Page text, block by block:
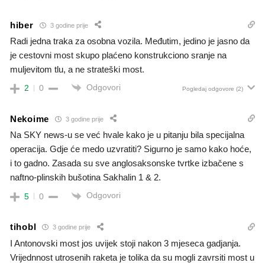
hiber 3 godine prije
Radi jedna traka za osobna vozila. Međutim, jedino je jasno da
je cestovni most skupo plaćeno konstrukciono sranje na
muljevitom tlu, a ne strateški most.
2 0 Odgovori Pogledaj odgovore (2)
Nekoime 3 godine prije
Na SKY news-u se već hvale kako je u pitanju bila specijalna
operacija. Gdje će medo uzvratiti? Sigurno je samo kako hoće,
i to gadno. Zasada su sve anglosaksonske tvrtke izbačene s
naftno-plinskih bušotina Sakhalin 1 & 2.
5 0 Odgovori
tihobl 3 godine prije
I Antonovski most jos uvijek stoji nakon 3 mjeseca gadjanja.
Vrijednnost utrosenih raketa je tolika da su mogli zavrsiti most u